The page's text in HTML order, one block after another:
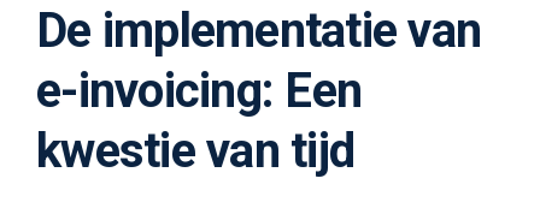
De implementatie van
e-invoicing: Een
kwestie van tijd